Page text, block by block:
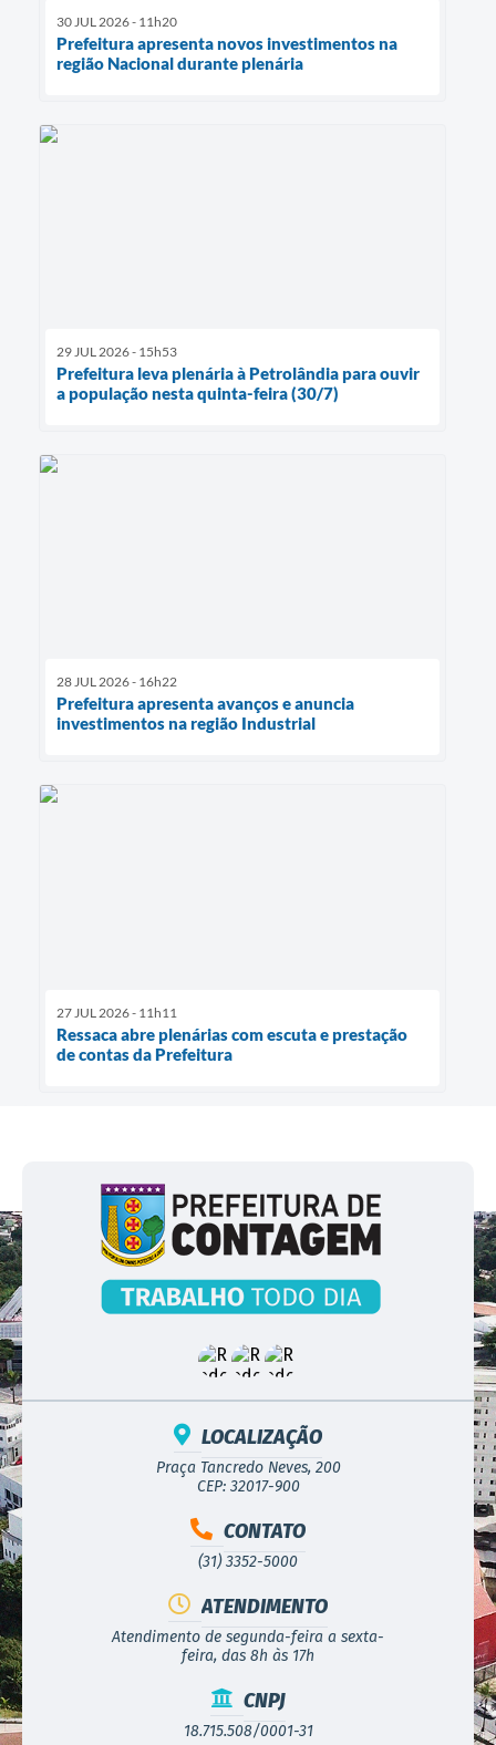
30 JUL 2026 - 11h20
Prefeitura apresenta novos investimentos na
região Nacional durante plenária
29 JUL 2026 - 15h53
Prefeitura leva plenária à Petrolândia para ouvir
a população nesta quinta-feira (30/7)
28 JUL 2026 - 16h22
Prefeitura apresenta avanços e anuncia
investimentos na região Industrial
27 JUL 2026 - 11h11
Ressaca abre plenárias com escuta e prestação
de contas da Prefeitura
LOCALIZAÇÃO
Praça Tancredo Neves, 200
CEP: 32017-900
CONTATO
(31) 3352-5000
ATENDIMENTO
Atendimento de segunda-feira a sexta-
feira, das 8h às 17h
CNPJ
18.715.508/0001-31